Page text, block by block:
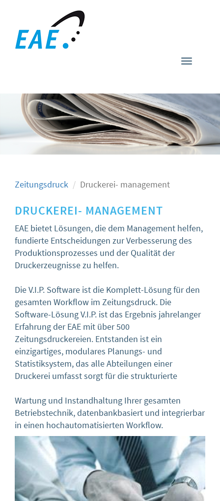
Toggle
Zeitungsdruck Druckerei- management
DRUCKEREI- MANAGEMENT
EAE bietet Lösungen, die dem Management helfen,
fundierte Entscheidungen zur Verbesserung des
Produktionsprozesses und der Qualität der
Druckerzeugnisse zu helfen.
Die V.I.P. Software ist die Komplett-Lösung für den
gesamten Workflow im Zeitungsdruck. Die
Software-Lösung V.I.P. ist das Ergebnis jahrelanger
Erfahrung der EAE mit über 500
Zeitungsdruckereien. Entstanden ist ein
einzigartiges, modulares Planungs- und
Statistiksystem, das alle Abteilungen einer
Druckerei umfasstsorgt für die strukturierte
Wartung und Instandhaltung Ihrer gesamten
Betriebstechnik, datenbankbasiert und integrierbar
in einen hochautomatisierten Workflow.